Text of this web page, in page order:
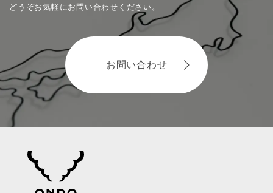
どうぞお気軽にお問い合わせください。
お問い合わせ